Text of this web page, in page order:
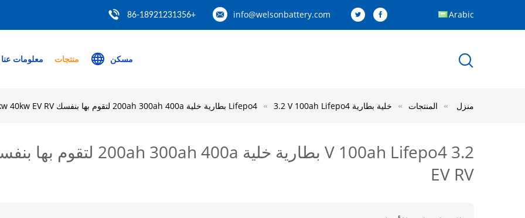
info@welsonbattery.com
+86-18921231356 Arabic
مسكن منتجات معلومات عنا
منزل المنتجات خلية بطارية Lifepo4 3.2 V 100ah Lifepo4 بطارية خلية 200ah 300ah 400a لتقوم بها بنفسك 10kw 20kw 30kw 40kw EV RV
EV RV